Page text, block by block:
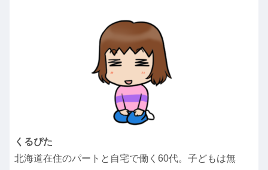
くるぴた
北海道在住のパートと自宅で働く60代。子どもは無